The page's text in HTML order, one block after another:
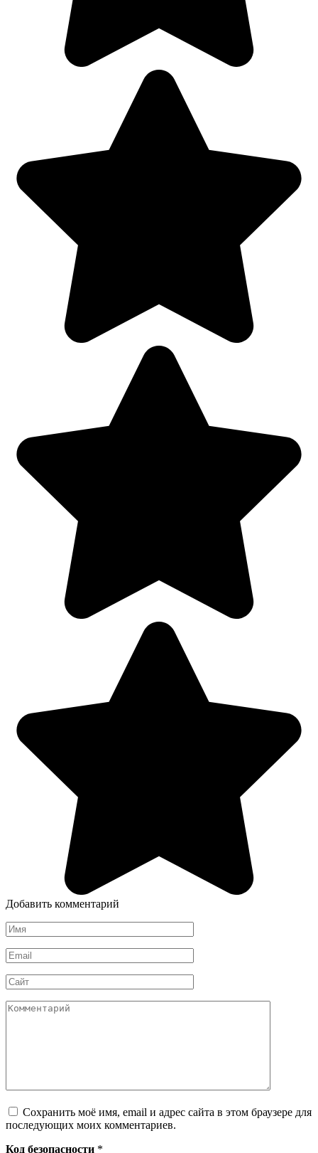
Добавить комментарий
Имя
*
Email
*
Сайт
Комментарий
Сохранить моё имя, email и адрес сайта в этом браузере для
последующих моих комментариев.
Код безопасности *